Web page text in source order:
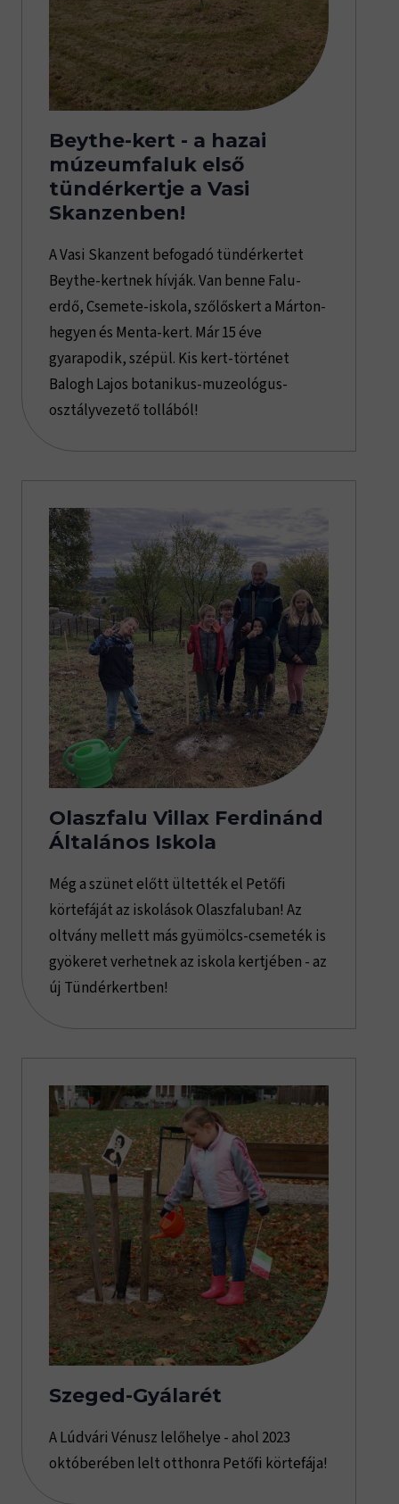
Beythe-kert - a hazai
múzeumfaluk első
tündérkertje a Vasi
Skanzenben!
A Vasi Skanzent befogadó tündérkertet
Beythe-kertnek hívják. Van benne Falu-
erdő, Csemete-iskola, szőlőskert a Márton-
hegyen és Menta-kert. Már 15 éve
gyarapodik, szépül. Kis kert-történet
Balogh Lajos botanikus-muzeológus-
osztályvezető tollából!
Olaszfalu Villax Ferdinánd
Általános Iskola
Még a szünet előtt ültették el Petőfi
körtefáját az iskolások Olaszfaluban! Az
oltvány mellett más gyümölcs-csemeték is
gyökeret verhetnek az iskola kertjében - az
új Tündérkertben!
Szeged-Gyálarét
A Lúdvári Vénusz lelőhelye - ahol 2023
októberében lelt otthonra Petőfi körtefája!